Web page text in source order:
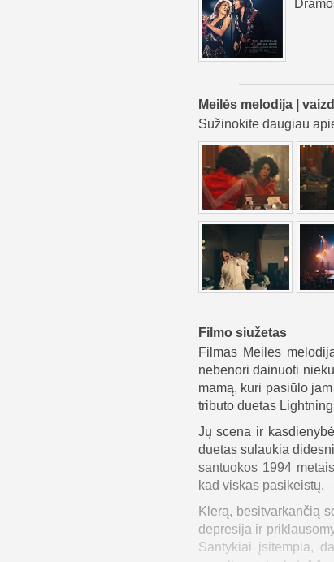
Meilės melodija |
Sužinokite daugiau
Filmo siužetas
Filmas Meilės
nebenori dainuoti
mamą, kuri pasiūlo
tributo duetas
Jų scena ir
duetas sulaukia
santuokos 1994
kad viskas pasikeistų.
Klerą, besitvarkančią
depresija ir
Santykiai įsitempia,